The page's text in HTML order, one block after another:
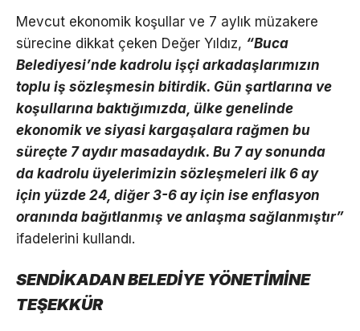
Mevcut ekonomik koşullar ve 7 aylık müzakere
sürecine dikkat çeken Değer Yıldız, “Buca
Belediyesi’nde kadrolu işçi arkadaşlarımızın
toplu iş sözleşmesin bitirdik. Gün şartlarına ve
koşullarına baktığımızda, ülke genelinde
ekonomik ve siyasi kargaşalara rağmen bu
süreçte 7 aydır masadaydık. Bu 7 ay sonunda
da kadrolu üyelerimizin sözleşmeleri ilk 6 ay
için yüzde 24, diğer 3-6 ay için ise enflasyon
oranında bağıtlanmış ve anlaşma sağlanmıştır”
ifadelerini kullandı.
SENDİKADAN BELEDİYE YÖNETİMİNE
TEŞEKKÜR